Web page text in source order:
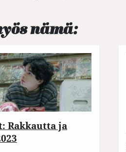
nämä:
Rakkautta ja